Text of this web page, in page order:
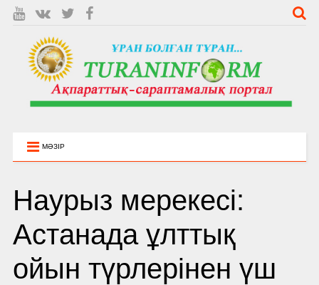
МӘЗІР
Наурыз мерекесі:
Астанада ұлттық
ойын түрлерінен үш